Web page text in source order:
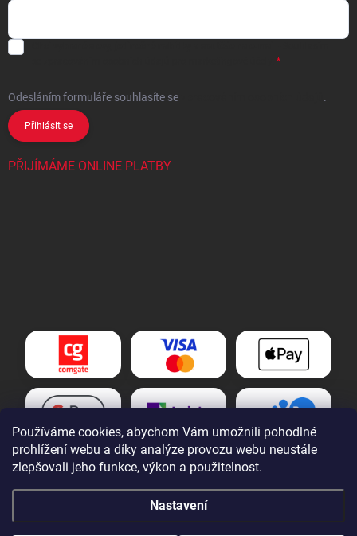
Používáme cookies, abychom Vám umožnili pohodlné
prohlížení webu a díky analýze provozu webu neustále
zlepšovali jeho funkce, výkon a použitelnost.
Nastavení
Odesláním formuláře souhlasíte se .
Přihlásit se
PŘIJÍMÁME ONLINE PLATBY